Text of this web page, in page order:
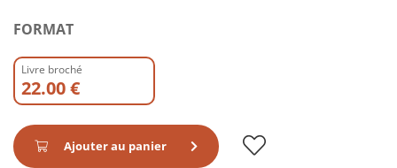
FORMAT
Livre broché
22.00 €
Ajouter au panier